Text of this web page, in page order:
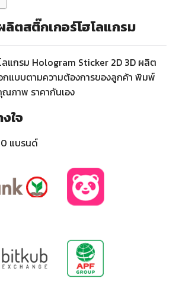
ลิตสติ๊กเกอร์โฮโลแกรม
แกรม Hologram Sticker 2D 3D ผลิต
แบบตามความต้องการของลูกค้า พิมพ์
ณภาพ ราคากันเอง
ใจ
แบรนด์